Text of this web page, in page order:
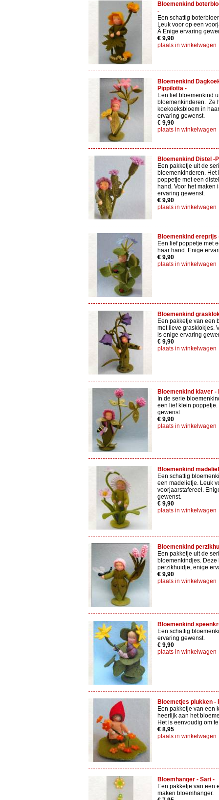
Bloemenkind
-
Een schattig
Leuk voor op een
Â Enige ervaring
€ 9,90
plaats in winkelwagen
Bloemenkind
Pippilotta -
Een lief bloemenkind
bloemenkinderen. Ze
koekoeksbloem in
ervaring gewenst.
€ 9,90
plaats in winkelwagen
Bloemenkind Distel -
Een pakketje uit de
bloemenkinderen. Het
poppetje met een
hand. Voor het maken
ervaring gewenst.
€ 9,90
plaats in winkelwagen
Bloemenkind ereprijs
Een lief poppetje met
haar hand. Enige
€ 9,90
plaats in winkelwagen
Bloemenkind
Een pakketje van een
met lieve grasklokjes.
is enige ervaring
€ 9,90
plaats in winkelwagen
Bloemenkind klaver -
In de serie
een lief klein
gewenst.
€ 9,90
plaats in winkelwagen
Bloemenkind
Een schattig
een madeliefje. Leuk
voorjaarstafereel.
gewenst.
€ 9,90
plaats in winkelwagen
Bloemenkind
Een pakketje uit de
bloemenkindjes. Deze
perzikhuidje, enige
€ 9,90
plaats in winkelwagen
Bloemenkind
Een schattig
ervaring gewenst.
€ 9,90
plaats in winkelwagen
Bloemetjes plukken -
Een pakketje van een
heerlijk aan het
Het is eenvoudig om
€ 8,95
plaats in winkelwagen
Bloemhanger - Sari -
Een pakketje van een
maken bloemhanger.